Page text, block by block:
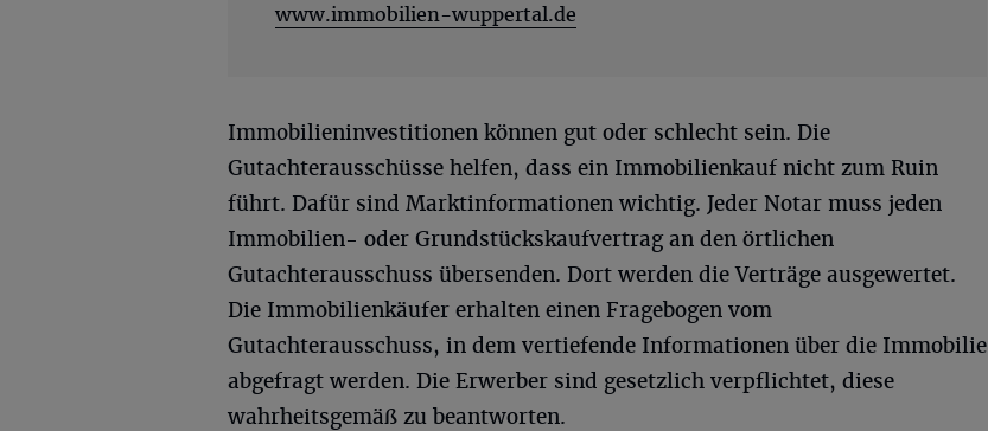
www.immobilien-wuppertal.de
Immobilieninvestitionen können gut oder schlecht sein. Die
Gutachterausschüsse helfen, dass ein Immobilienkauf nicht zum Ruin
führt. Dafür sind Marktinformationen wichtig. Jeder Notar muss jeden
Immobilien- oder Grundstückskaufvertrag an den örtlichen
Gutachterausschuss übersenden. Dort werden die Verträge ausgewertet.
Die Immobilienkäufer erhalten einen Fragebogen vom
Gutachterausschuss, in dem vertiefende Informationen über die Immobilie
abgefragt werden. Die Erwerber sind gesetzlich verpflichtet, diese
wahrheitsgemäß zu beantworten.